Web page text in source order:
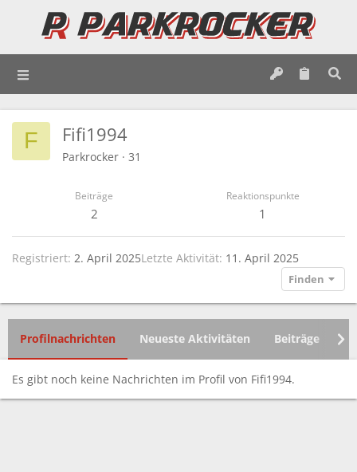
F Fifi1994
Parkrocker · 31
Beiträge
2
Reaktionspunkte
1
Registriert 2. April 2025Letzte Aktivität 11. April 2025
Finden
Profilnachrichten Neueste Aktivitäten Beiträge
Es gibt noch keine Nachrichten im Profil von Fifi1994.